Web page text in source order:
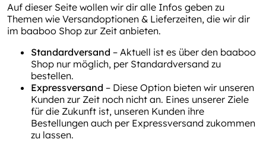
Auf dieser Seite wollen wir dir alle Infos geben zu
Themen wie Versandoptionen & Lieferzeiten, die wir dir
im baaboo Shop zur Zeit anbieten.
Standardversand – Aktuell ist es über den baaboo
Shop nur möglich, per Standardversand zu
bestellen.
Expressversand – Diese Option bieten wir unseren
Kunden zur Zeit noch nicht an. Eines unserer Ziele
für die Zukunft ist, unseren Kunden ihre
Bestellungen auch per Expressversand zukommen
zu lassen.